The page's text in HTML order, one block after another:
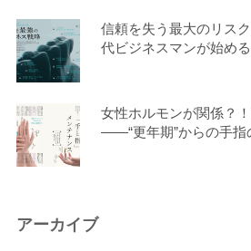
信頼を失う最大のリス
代ビジネスマンが始め
女性ホルモンが関係？
――“更年期”からの手指
アーカイブ